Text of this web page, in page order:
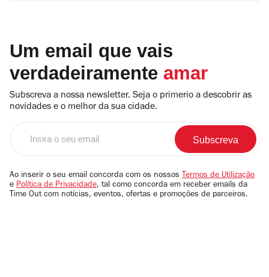
Um email que vais
verdadeiramente amar
Subscreva a nossa newsletter. Seja o primerio a descobrir as
novidades e o melhor da sua cidade.
email
Ao inserir o seu email concorda com os nossos Termos de Utilização
e Política de Privacidade, tal como concorda em receber emails da
Time Out com notícias, eventos, ofertas e promoções de parceiros.